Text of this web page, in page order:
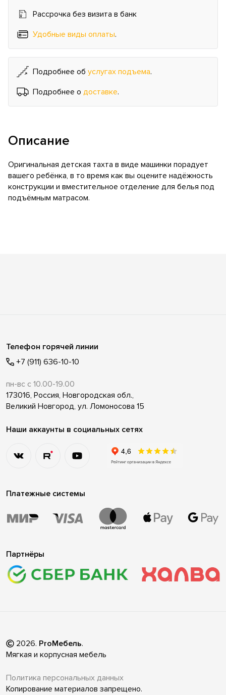
Рассрочка без визита в банк
Удобные виды оплаты.
Подробнее об услугах подъема.
Подробнее о доставке.
Описание
Оригинальная детская тахта в виде машинки порадует
вашего ребёнка, в то время как вы оцените надёжность
конструкции и вместительное отделение для белья под
подъёмным матрасом.
Телефон горячей линии
+7 (911) 636-10-10
пн-вс с 10.00-19.00
173016, Россия, Новгородская обл.,
Великий Новгород, ул. Ломоносова 15
Наши аккаунты в социальных сетях
Платежные системы
Партнёры
2026. ProМебель.
Мягкая и корпусная мебель
Политика персональных данных
Копирование материалов запрещено.